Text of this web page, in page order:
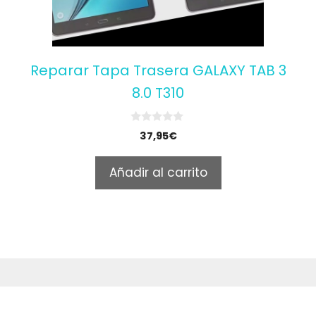
Reparar Tapa Trasera GALAXY TAB 3
8.0 T310
o
f
5
37,95€
Añadir al carrito